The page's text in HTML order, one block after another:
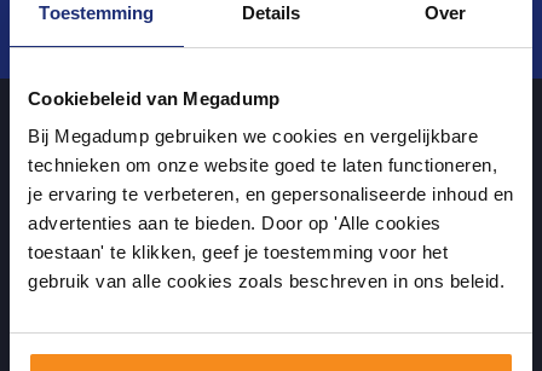
Toestemming Details Over
Cookiebeleid van Megadump
Bij Megadump gebruiken we cookies en vergelijkbare
technieken om onze website goed te laten functioneren,
je ervaring te verbeteren, en gepersonaliseerde inhoud en
advertenties aan te bieden. Door op 'Alle cookies
toestaan' te klikken, geef je toestemming voor het
gebruik van alle cookies zoals beschreven in ons beleid.
Verstuur
Over ons
uw sanitairwinkel in Wormer waar u niet alleen in onze showroom
terecht kunt voor badkamertegels en sanitair, maar ook via de